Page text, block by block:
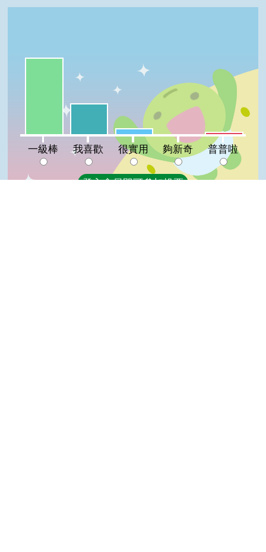
我喜歡:27%
很實用:5%
夠新奇:0%普普啦:2%
一級棒
我喜歡 很實用 夠新奇 普普啦
登入會員即可參加投票